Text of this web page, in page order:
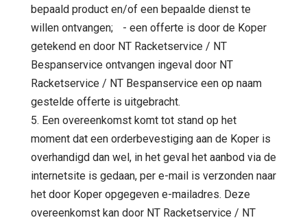
bepaald product en/of een bepaalde dienst te
willen ontvangen; - een offerte is door de Koper
getekend en door NT Racketservice / NT
Bespanservice ontvangen ingeval door NT
Racketservice / NT Bespanservice een op naam
gestelde offerte is uitgebracht.
5. Een overeenkomst komt tot stand op het
moment dat een orderbevestiging aan de Koper is
overhandigd dan wel, in het geval het aanbod via de
internetsite is gedaan, per e-mail is verzonden naar
het door Koper opgegeven e-mailadres. Deze
overeenkomst kan door NT Racketservice / NT